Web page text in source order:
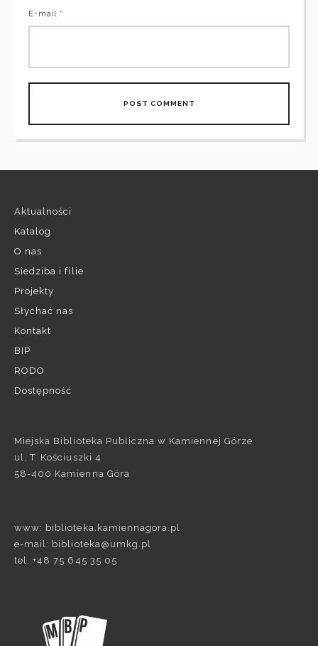
E-mail *
Aktualności
Katalog
O nas
Siedziba i filie
Projekty
Słychać nas
Kontakt
BIP
RODO
Dostępność
Miejska Biblioteka Publiczna w Kamiennej Górze
ul. T. Kościuszki 4
58-400 Kamienna Góra
www: biblioteka.kamiennagora.pl
e-mail: biblioteka@umkg.pl
tel. +48 75 645 35 05